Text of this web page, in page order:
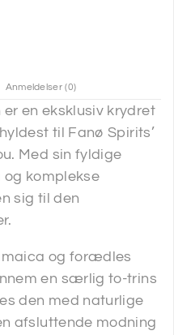
Anmeldelser (0)
en eksklusiv krydret
til Fanø Spirits’
Med sin fyldige
komplekse
sig til den
og forædles
en særlig to-trins
den med naturlige
afsluttende modning